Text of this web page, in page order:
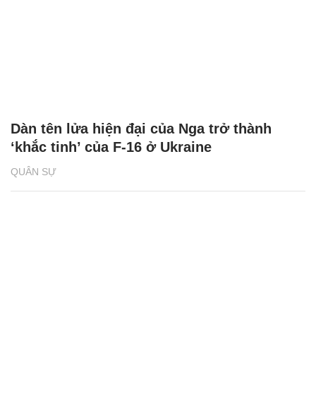
QUÂN SỰ
Dàn tên lửa hiện đại của Nga trở thành
‘khắc tinh’ của F-16 ở Ukraine